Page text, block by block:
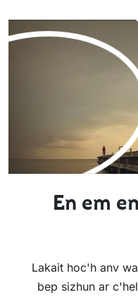
En em
Lakait hoc'h anv
bep sizhun ar